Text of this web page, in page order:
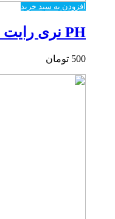
افزودن به سبد خرید
PH نری رایت 5 پین
500 تومان